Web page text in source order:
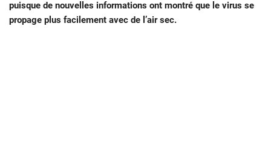
puisque de nouvelles informations ont montré que le virus se
propage plus facilement avec de l’air sec.